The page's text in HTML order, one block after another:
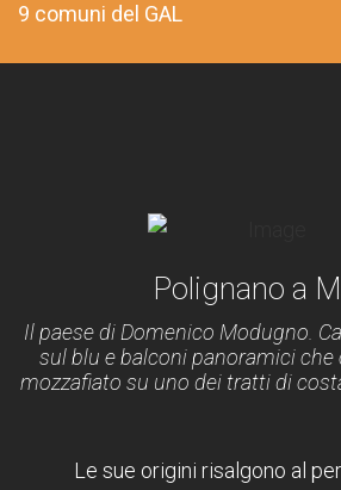
9 comuni del GAL
Polignano a
Il paese di Domenico Modugno.
sul blu e balconi panoramici
mozzafiato su uno dei tratti di
Le sue origini risalgono al